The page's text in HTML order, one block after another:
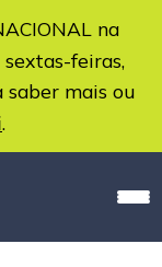
na
feiras,
saber mais ou
.